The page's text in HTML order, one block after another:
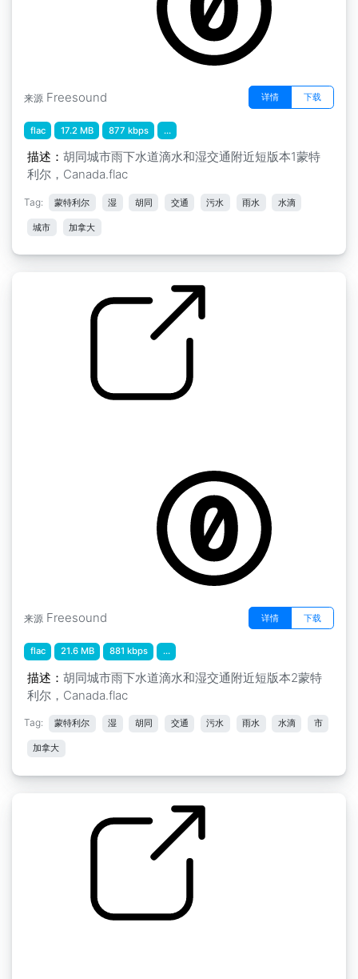
来源 Freesound 详情 下载
flac 17.2 MB 877 kbps ...
描述： 胡同城市雨下水道滴水和湿交通附近短版本1蒙特
利尔，Canada.flac
Tag: 蒙特利尔 湿 胡同 交通 污水 雨水 水滴
城市 加拿大
来源 Freesound 详情 下载
flac 21.6 MB 881 kbps ...
描述： 胡同城市雨下水道滴水和湿交通附近短版本2蒙特
利尔，Canada.flac
Tag: 蒙特利尔 湿 胡同 交通 污水 雨水 水滴 市
加拿大